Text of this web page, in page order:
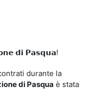
𝗱𝗶 𝗣𝗮𝘀𝗾𝘂𝗮!
durante la
di Pasqua è stata